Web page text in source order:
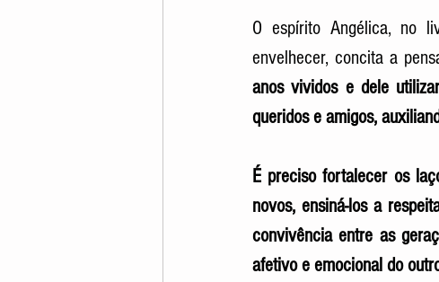
O espírito Angélica, no
envelhecer, concita a
anos vividos e dele
queridos e amigos,
É preciso fortalecer os
novos, ensiná-los a
convivência entre as
afetivo e emocional do